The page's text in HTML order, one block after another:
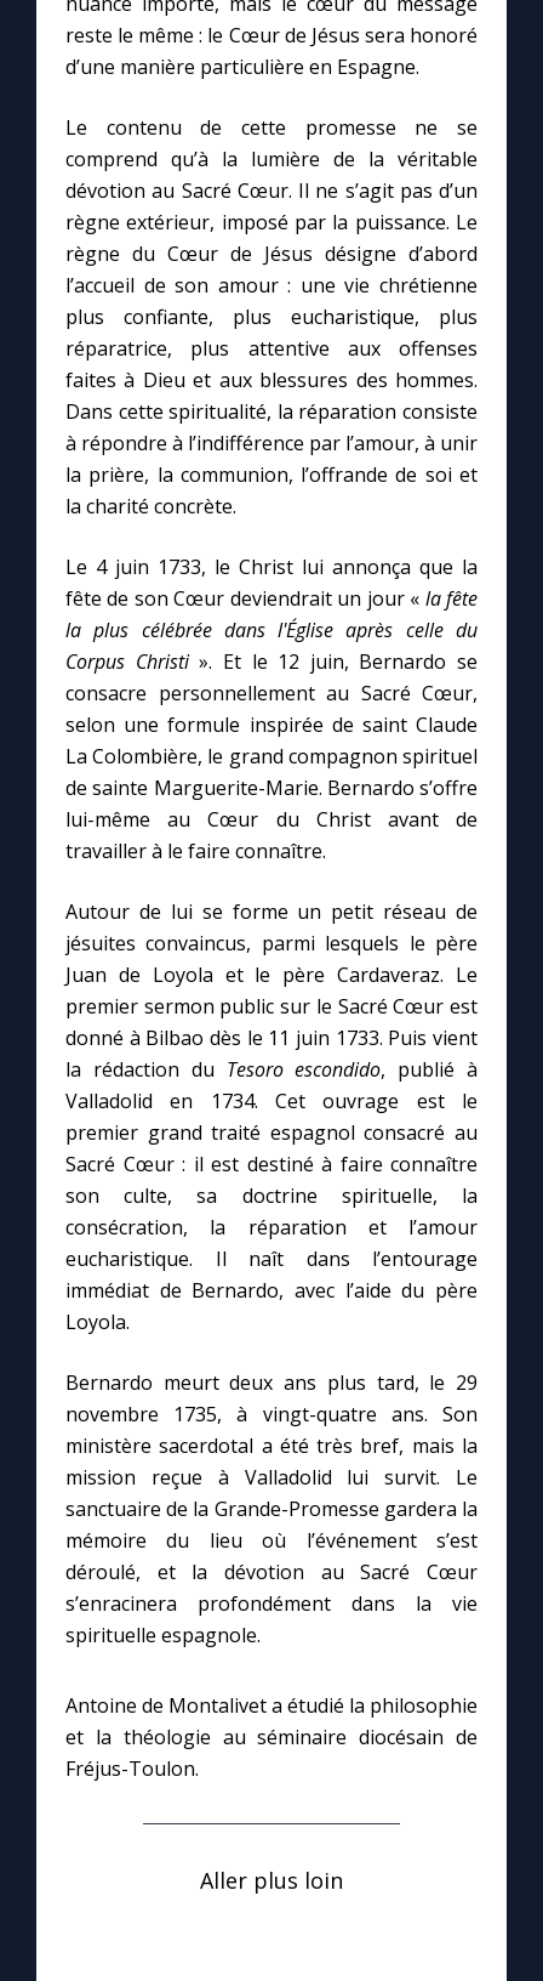
reste le même : le Cœur de Jésus sera honoré
d’une manière particulière en Espagne.
Le contenu de cette promesse ne se
comprend qu’à la lumière de la véritable
dévotion au Sacré Cœur. Il ne s’agit pas d’un
règne extérieur, imposé par la puissance. Le
règne du Cœur de Jésus désigne d’abord
l’accueil de son amour : une vie chrétienne
plus confiante, plus eucharistique, plus
réparatrice, plus attentive aux offenses
faites à Dieu et aux blessures des hommes.
Dans cette spiritualité, la réparation consiste
à répondre à l’indifférence par l’amour, à unir
la prière, la communion, l’offrande de soi et
la charité concrète.
Le 4 juin 1733, le Christ lui annonça que la
fête de son Cœur deviendrait un jour « la fête
la plus célébrée dans l'Église après celle du
Corpus Christi». Et le 12 juin, Bernardo se
consacre personnellement au Sacré Cœur,
selon une formule inspirée de saint Claude
La Colombière, le grand compagnon spirituel
de sainte Marguerite-Marie. Bernardo s’offre
lui-même au Cœur du Christ avant de
travailler à le faire connaître.
Autour de lui se forme un petit réseau de
jésuites convaincus, parmi lesquels le père
Juan de Loyola et le père Cardaveraz. Le
premier sermon public sur le Sacré Cœur est
donné à Bilbao dès le 11 juin 1733. Puis vient
la rédaction du Tesoro escondido, publié à
Valladolid en 1734. Cet ouvrage est le
premier grand traité espagnol consacré au
Sacré Cœur : il est destiné à faire connaître
son culte, sa doctrine spirituelle, la
consécration, la réparation et l’amour
eucharistique. Il naît dans l’entourage
immédiat de Bernardo, avec l’aide du père
Loyola.
Bernardo meurt deux ans plus tard, le 29
novembre 1735, à vingt-quatre ans. Son
ministère sacerdotal a été très bref, mais la
mission reçue à Valladolid lui survit. Le
sanctuaire de la Grande-Promesse gardera la
mémoire du lieu où l’événement s’est
déroulé, et la dévotion au Sacré Cœur
s’enracinera profondément dans la vie
spirituelle espagnole.
Antoine de Montalivet a étudié la philosophie
et la théologie au séminaire diocésain de
Fréjus-Toulon.
Aller plus loin